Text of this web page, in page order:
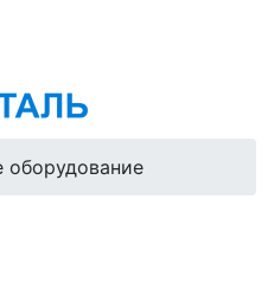
оборудование